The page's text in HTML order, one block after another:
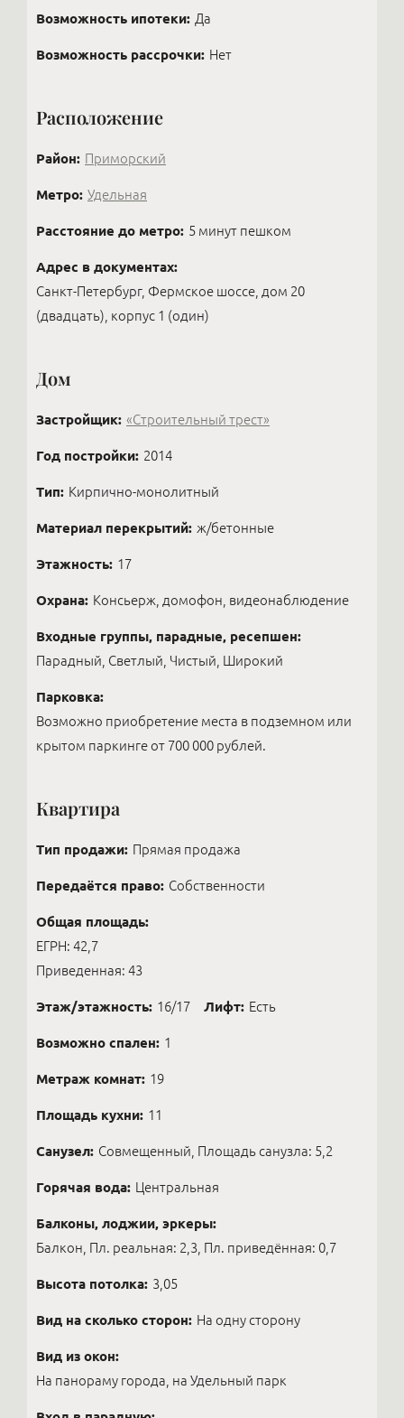
Возможность ипотеки: Да
Возможность рассрочки: Нет
Расположение
Район: Приморский
Метро: Удельная
Расстояние до метро: 5 минут пешком
Адрес в документах:
Санкт-Петербург, Фермское шоссе, дом 20
(двадцать), корпус 1 (один)
Дом
Застройщик: «Строительный трест»
Год постройки: 2014
Тип: Кирпично-монолитный
Материал перекрытий: ж/бетонные
Этажность: 17
Охрана: Консьерж, домофон, видеонаблюдение
Входные группы, парадные, ресепшен:
Парадный, Светлый, Чистый, Широкий
Парковка:
Возможно приобретение места в подземном или
крытом паркинге от 700 000 рублей.
Квартира
Тип продажи: Прямая продажа
Передаётся право: Собственности
Общая площадь:
ЕГРН: 42,7
Приведенная: 43
Этаж/этажность: 16/17 Лифт: Есть
Возможно спален: 1
Метраж комнат: 19
Площадь кухни: 11
Санузел: Совмещенный, Площадь санузла: 5,2
Горячая вода: Центральная
Балконы, лоджии, эркеры:
Балкон, Пл. реальная: 2,3, Пл. приведённая: 0,7
Высота потолка: 3,05
Вид на сколько сторон: На одну сторону
Вид из окон:
На панораму города, на Удельный парк